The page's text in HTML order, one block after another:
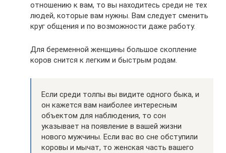
отношению к вам, то вы находитесь среди не тех
людей, которые вам нужны. Вам следует сменить
круг общения и по возможности даже работу.
Для беременной женщины большое скопление
коров снится к легким и быстрым родам.
Если среди толпы вы видите одного быка, и
он кажется вам наиболее интересным
объектом для наблюдения, то сон
указывает на появление в вашей жизни
нового мужчины. Если вас во сне обступили
коровы и мычат, то женская часть вашего